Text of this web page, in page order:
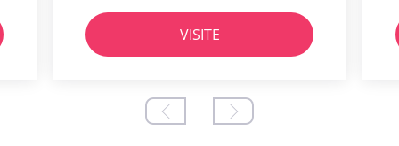
VISITE